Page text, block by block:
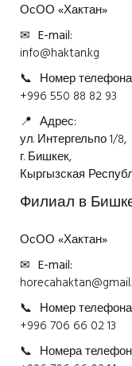
ОсОО «Хактан»
✉ E-mail:
info@haktan.kg
📞 Номер
+996 550 88 82 93
📍 Адрес:
ул. Интергельпо 1/8,
г. Бишкек,
Кыргызская
Филиал в
ОсОО «Хактан»
✉ E-mail:
📞 Номер
+996 706 66 02 13
📞 Номера